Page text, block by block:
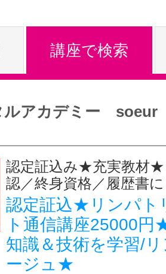
特集をみる
グッドスク
掲載のお問
講座で検索
ルアカデミー soeur
認定証込み★充実教材★
認／終身資格／履歴書
認定証込★リンパト
ト通信講座25000
知識＆技術を学習/
ージュ★